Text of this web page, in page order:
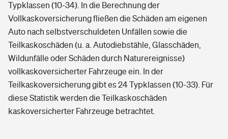
Typklassen (10-34). In die Berechnung der
Vollkaskoversicherung fließen die Schäden am eigenen
Auto nach selbstverschuldeten Unfällen sowie die
Teilkaskoschäden (u. a. Autodiebstähle, Glasschäden,
Wildunfälle oder Schäden durch Naturereignisse)
vollkaskoversicherter Fahrzeuge ein. In der
Teilkaskoversicherung gibt es 24 Typklassen (10-33). Für
diese Statistik werden die Teilkaskoschäden
kaskoversicherter Fahrzeuge betrachtet.